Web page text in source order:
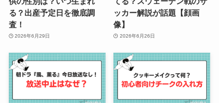
る？出産予定日を徹底調
査！
2026年6月29日
ッカー解説が話題【顔画
像】
2026年6月26日